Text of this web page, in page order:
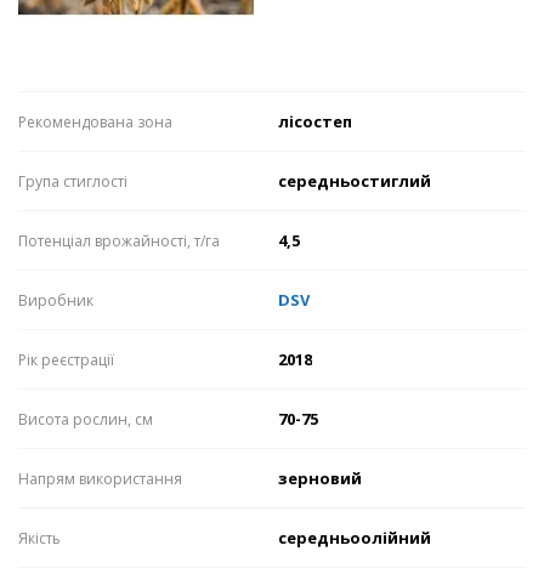
Рекомендована зона лісостеп
Група стиглості середньостиглий
Потенціал врожайності, т/га 4,5
Виробник DSV
Рік реєстрації 2018
Висота рослин, см 70-75
Напрям використання зерновий
Якість середньоолійний